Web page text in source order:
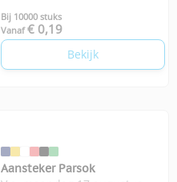
Bij 10000 stuks
Vanaf € 0,19
Bekijk
Aansteker Parsok